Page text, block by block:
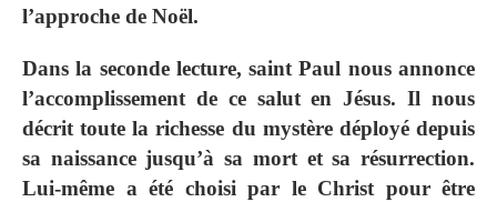
l’approche de Noël.
Dans la seconde lecture, saint Paul nous annonce
l’accomplissement de ce salut en Jésus. Il nous
décrit toute la richesse du mystère déployé depuis
sa naissance jusqu’à sa mort et sa résurrection.
Lui-même a été choisi par le Christ pour être